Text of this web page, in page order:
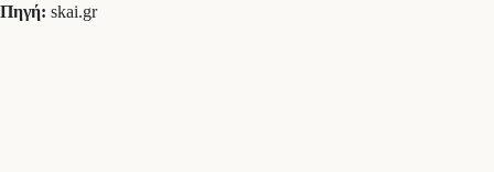
Πηγή: skai.gr